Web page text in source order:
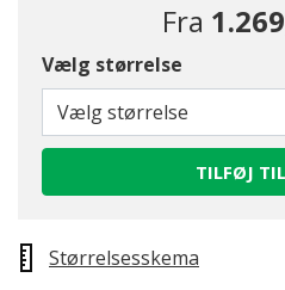
Fra
Vælg størrelse
Vælg størrelse
TILFØJ
Størrelsesskema